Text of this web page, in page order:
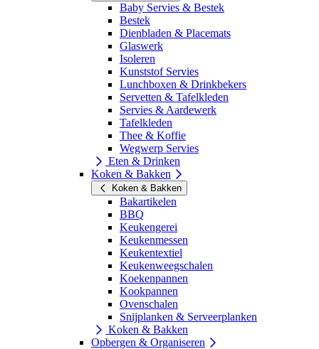
Baby Servies & Bestek
Bestek
Dienbladen & Placemats
Glaswerk
Isoleren
Kunststof Servies
Lunchboxen & Drinkbekers
Servetten & Tafelkleden
Servies & Aardewerk
Tafelkleden
Thee & Koffie
Wegwerp Servies
Eten & Drinken
Koken & Bakken
Koken & Bakken
Bakartikelen
BBQ
Keukengerei
Keukenmessen
Keukentextiel
Keukenweegschalen
Koekenpannen
Kookpannen
Ovenschalen
Snijplanken & Serveerplanken
Koken & Bakken
Opbergen & Organiseren